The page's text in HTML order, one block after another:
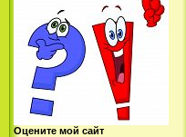
Оцените мой сайт